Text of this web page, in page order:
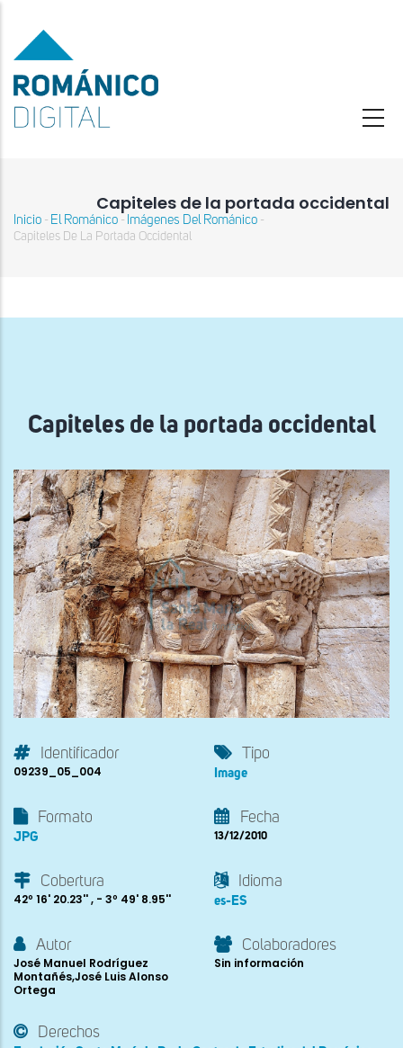
contenido
principal
Capiteles de la portada occidental
Sobrescribir
ayuda
Inicio - El Románico - Imágenes Del Románico -
Capiteles De La Portada Occidental
Capiteles de la portada occidental
Identificador
09239_05_004
Tipo
Image
Formato
JPG
Fecha
13/12/2010
Cobertura
42º 16' 20.23'' , - 3º 49' 8.95''
Idioma
es-ES
Autor
José Manuel Rodríguez
Montañés,José Luis Alonso
Ortega
Colaboradores
Sin información
Derechos